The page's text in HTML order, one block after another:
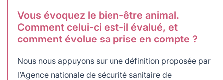
Vous évoquez le bien-être animal.
Comment celui-ci est-il évalué, et
comment évolue sa prise en compte ?
Nous nous appuyons sur une définition proposée par
l’Agence nationale de sécurité sanitaire de